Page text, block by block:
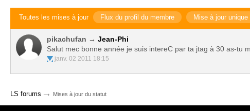
Toutes les mises à jour Flux du profil du membre Mise à jour unique
pikachufan → Jean-Phi
Salut mec bonne année je suis intereC par ta jtag à 30 as-tu
janv. 02 2011 18:15
LS forums → Mises à jour du statut